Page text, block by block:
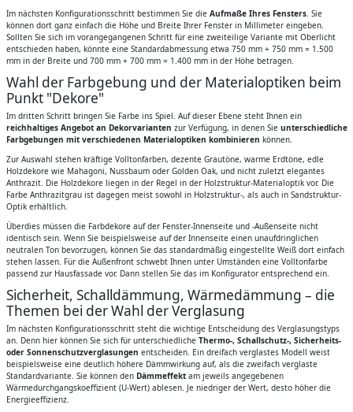
Im nächsten Konfigurationsschritt bestimmen Sie die Aufmaße Ihres Fensters. Sie
können dort ganz einfach die Höhe und Breite Ihrer Fenster in Millimeter eingeben.
Sollten Sie sich im vorangegangenen Schritt für eine zweiteilige Variante mit Oberlicht
entschieden haben, könnte eine Standardabmessung etwa 750 mm + 750 mm = 1.500
mm in der Breite und 700 mm + 700 mm = 1.400 mm in der Höhe betragen.
Wahl der Farbgebung und der Materialoptiken beim
Punkt "Dekore"
Im dritten Schritt bringen Sie Farbe ins Spiel. Auf dieser Ebene steht Ihnen ein
reichhaltiges Angebot an Dekorvarianten zur Verfügung, in denen Sie unterschiedliche
Farbgebungen mit verschiedenen Materialoptiken kombinieren können.
Zur Auswahl stehen kräftige Volltonfarben, dezente Grautöne, warme Erdtöne, edle
Holzdekore wie Mahagoni, Nussbaum oder Golden Oak, und nicht zuletzt elegantes
Anthrazit. Die Holzdekore liegen in der Regel in der Holzstruktur-Materialoptik vor. Die
Farbe Anthrazitgrau ist dagegen meist sowohl in Holzstruktur-, als auch in Sandstruktur-
Optik erhältlich.
Überdies müssen die Farbdekore auf der Fenster-Innenseite und -Außenseite nicht
identisch sein. Wenn Sie beispielsweise auf der Innenseite einen unaufdringlichen
neutralen Ton bevorzugen, können Sie das standardmäßig eingestellte Weiß dort einfach
stehen lassen. Für die Außenfront schwebt Ihnen unter Umständen eine Volltonfarbe
passend zur Hausfassade vor. Dann stellen Sie das im Konfigurator entsprechend ein.
Sicherheit, Schalldämmung, Wärmedämmung – die
Themen bei der Wahl der Verglasung
Im nächsten Konfigurationsschritt steht die wichtige Entscheidung des Verglasungstyps
an. Denn hier können Sie sich für unterschiedliche Thermo-, Schallschutz-, Sicherheits-
oder Sonnenschutzverglasungen entscheiden. Ein dreifach verglastes Modell weist
beispielsweise eine deutlich höhere Dämmwirkung auf, als die zweifach verglaste
Standardvariante. Sie können den Dämmeffektam jeweils angegebenen
Wärmedurchgangskoeffizient (U-Wert) ablesen. Je niedriger der Wert, desto höher die
Energieeffizienz.